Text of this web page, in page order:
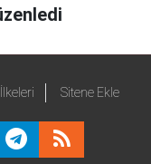
Sitene Ekle